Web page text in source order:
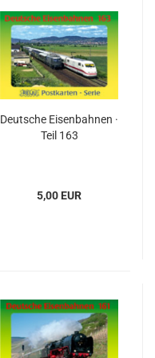
Deutsche Eisenbahnen ·
Teil 163
5,00 EUR